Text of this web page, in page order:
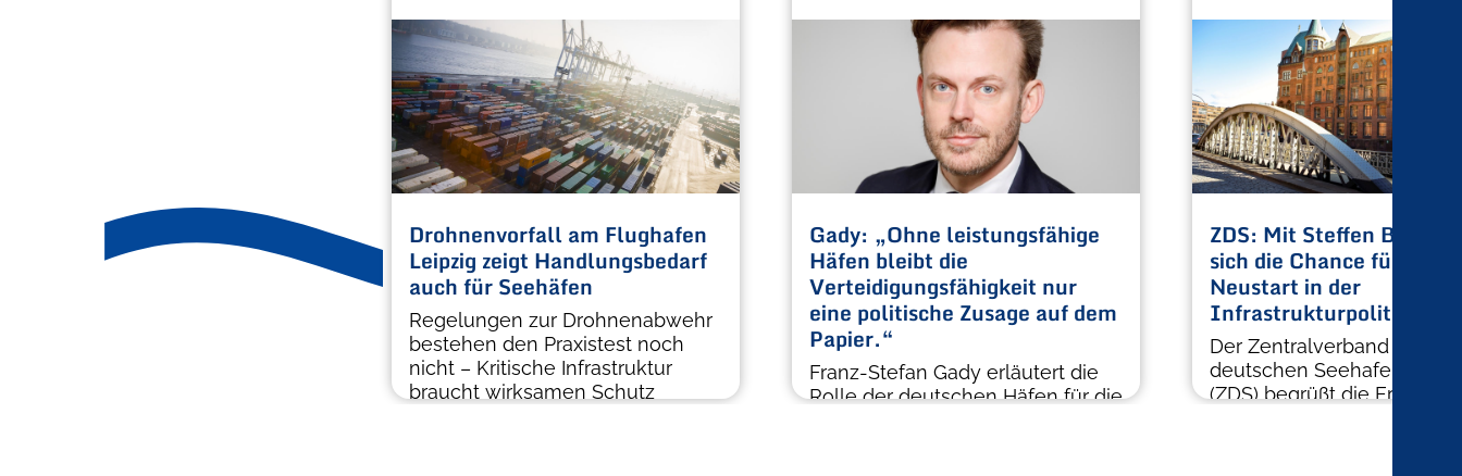
Drohnenvorfall am Flughafen
Leipzig zeigt Handlungsbedarf
auch für Seehäfen
Regelungen zur Drohnenabwehr
bestehen den Praxistest noch
nicht – Kritische Infrastruktur
braucht wirksamen Schutz
Gady: „Ohne leistungsfähige
Häfen bleibt die
Verteidigungsfähigkeit nur
eine politische Zusage auf dem
Papier.“
Franz-Stefan Gady erläutert die
Rolle der deutschen Häfen für die
ZDS: Mit Steffen Bilger
sich die Chance für einen
Neustart in der
Infrastrukturpolitik
Der Zentralverband der
deutschen
(ZDS) begrüßt die